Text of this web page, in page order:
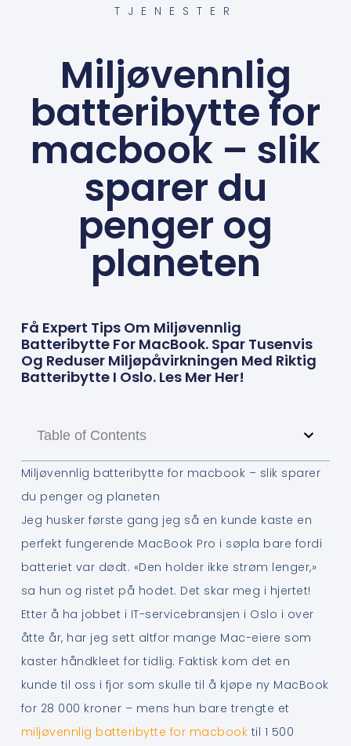
TJENESTER
Miljøvennlig
batteribytte for
macbook – slik
sparer du
penger og
planeten
Få Expert Tips Om Miljøvennlig
Batteribytte For MacBook. Spar Tusenvis
Og Reduser Miljøpåvirkningen Med Riktig
Batteribytte I Oslo. Les Mer Her!
Table of Contents
Miljøvennlig batteribytte for macbook – slik sparer
du penger og planeten
Jeg husker første gang jeg så en kunde kaste en
perfekt fungerende MacBook Pro i søpla bare fordi
batteriet var dødt. «Den holder ikke strøm lenger,»
sa hun og ristet på hodet. Det skar meg i hjertet!
Etter å ha jobbet i IT-servicebransjen i Oslo i over
åtte år, har jeg sett altfor mange Mac-eiere som
kaster håndkleet for tidlig. Faktisk kom det en
kunde til oss i fjor som skulle til å kjøpe ny MacBook
for 28 000 kroner – mens hun bare trengte et
miljøvennlig batteribytte for macbook til 1 500